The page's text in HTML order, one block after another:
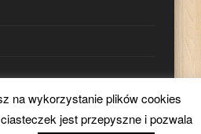
na wykorzystanie plików cookies
jest przepyszne i pozwala